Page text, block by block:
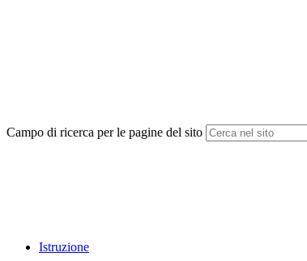
Campo di ricerca per le pagine del sito
Istruzione